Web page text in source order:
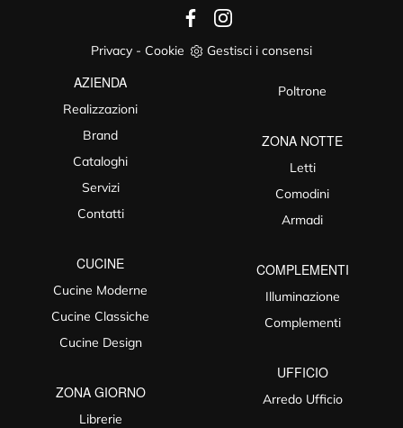
Privacy - Cookie Gestisci i consensi
AZIENDA
Realizzazioni
Brand
Cataloghi
Servizi
Contatti
CUCINE
Cucine Moderne
Cucine Classiche
Cucine Design
ZONA GIORNO
Librerie
Poltrone
ZONA NOTTE
Letti
Comodini
Armadi
COMPLEMENTI
Illuminazione
Complementi
UFFICIO
Arredo Ufficio